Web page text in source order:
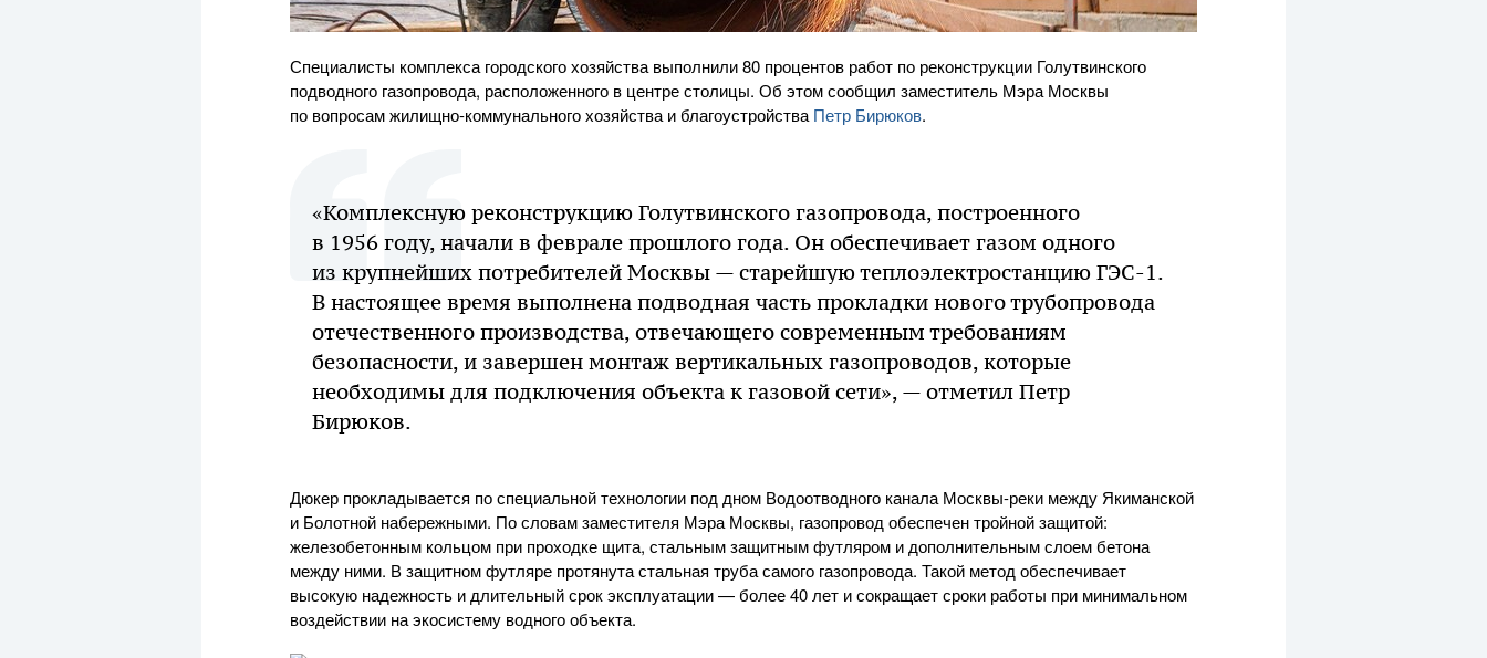
Специалисты комплекса городского хозяйства выполнили 80 процентов работ по реконструкции Голутвинского
подводного газопровода, расположенного в центре столицы. Об этом сообщил заместитель Мэра Москвы
по вопросам жилищно-коммунального хозяйства и благоустройства Петр Бирюков.
«Комплексную реконструкцию Голутвинского газопровода, построенного
в 1956 году, начали в феврале прошлого года. Он обеспечивает газом одного
из крупнейших потребителей Москвы — старейшую теплоэлектростанцию ГЭС-1.
В настоящее время выполнена подводная часть прокладки нового трубопровода
отечественного производства, отвечающего современным требованиям
безопасности, и завершен монтаж вертикальных газопроводов, которые
необходимы для подключения объекта к газовой сети», — отметил Петр
Бирюков.
Дюкер прокладывается по специальной технологии под дном Водоотводного канала Москвы-реки между Якиманской
и Болотной набережными. По словам заместителя Мэра Москвы, газопровод обеспечен тройной защитой:
железобетонным кольцом при проходке щита, стальным защитным футляром и дополнительным слоем бетона
между ними. В защитном футляре протянута стальная труба самого газопровода. Такой метод обеспечивает
высокую надежность и длительный срок эксплуатации — более 40 лет и сокращает сроки работы при минимальном
воздействии на экосистему водного объекта.